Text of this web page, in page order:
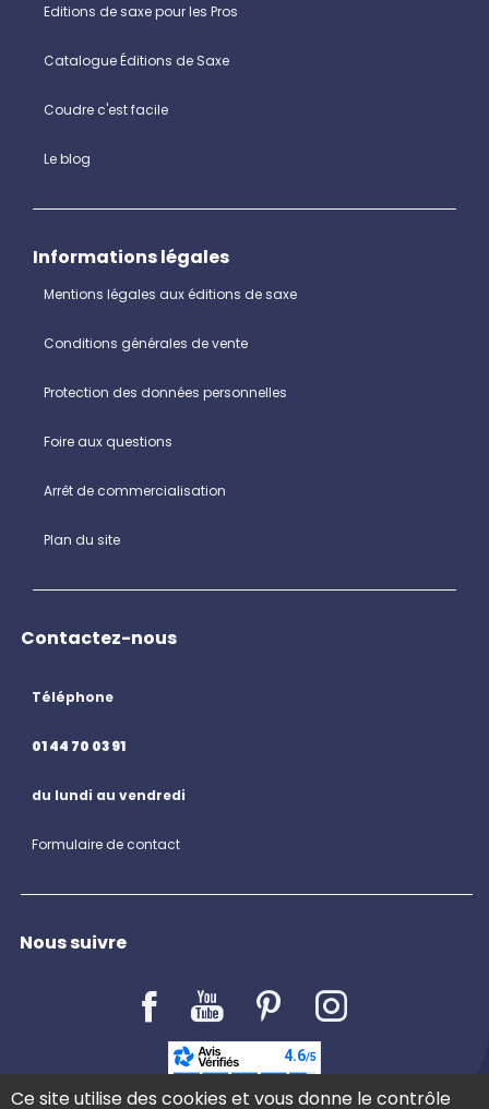
Editions de saxe pour les Pros
Catalogue Éditions de Saxe
Coudre c'est facile
Le blog
Informations légales
Mentions légales aux éditions de saxe
Conditions générales de vente
Protection des données personnelles
Foire aux questions
Arrêt de commercialisation
Plan du site
Contactez-nous
Téléphone
01 44 70 03 91
du lundi au vendredi
Formulaire de contact
Nous suivre
LE BLOG
Ce site utilise des cookies et vous donne le contrôle